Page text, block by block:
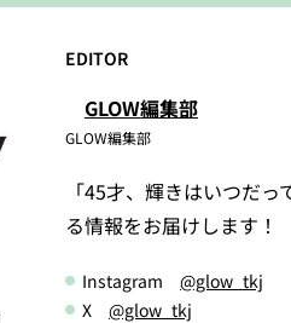
EDITOR
GLOW編集部
GLOW編集部
「45才、輝きはいつだ
る情報をお届けします
Instagram @glow_tkj
X @glow_tkj